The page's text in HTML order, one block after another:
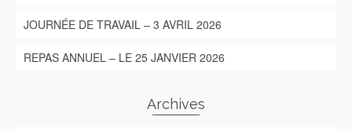
JOURNÉE DE TRAVAIL – 3 AVRIL 2026
REPAS ANNUEL – LE 25 JANVIER 2026
Archives